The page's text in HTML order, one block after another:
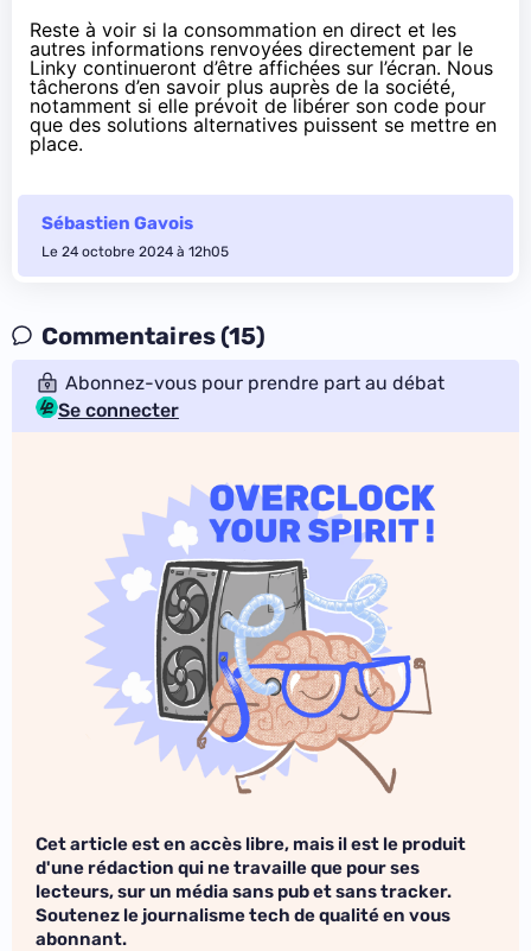
Reste à voir si la consommation en direct et les
autres informations renvoyées directement par le
Linky continueront d’être affichées sur l’écran. Nous
tâcherons d’en savoir plus auprès de la société,
notamment si elle prévoit de libérer son code pour
que des solutions alternatives puissent se mettre en
place.
Sébastien Gavois
Le 24 octobre 2024 à 12h05
Commentaires (15)
Abonnez-vous pour prendre part au débat
Se connecter
Cet article est en accès libre, mais il est le produit
d'une rédaction qui ne travaille que pour ses
lecteurs, sur un média sans pub et sans tracker.
Soutenez le journalisme tech de qualité en vous
abonnant.